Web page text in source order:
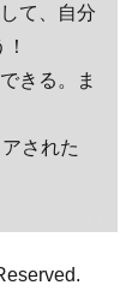
て、自分
きる。ま
された